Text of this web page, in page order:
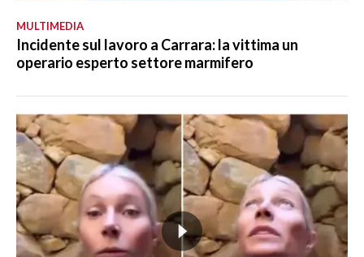
MULTIMEDIA
Incidente sul lavoro a Carrara: la vittima un
operario esperto settore marmifero